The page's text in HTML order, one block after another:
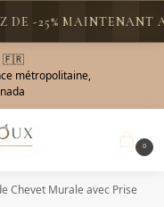
-25% MAINTENANT
🇫🇷
métropolitaine,
0
Chevet Murale avec Prise